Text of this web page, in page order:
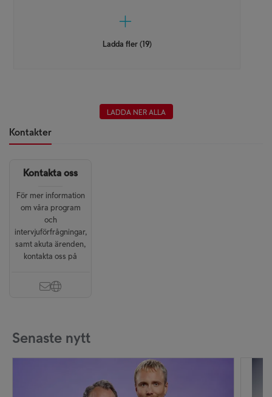
Ladda fler (19)
LADDA NER ALLA
Kontakter
Kontakta oss
För mer information
om våra program
och
intervjuförfrågningar,
samt akuta ärenden,
kontakta oss på
Senaste nytt